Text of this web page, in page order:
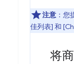
注意 ：
佳列表] 和
将